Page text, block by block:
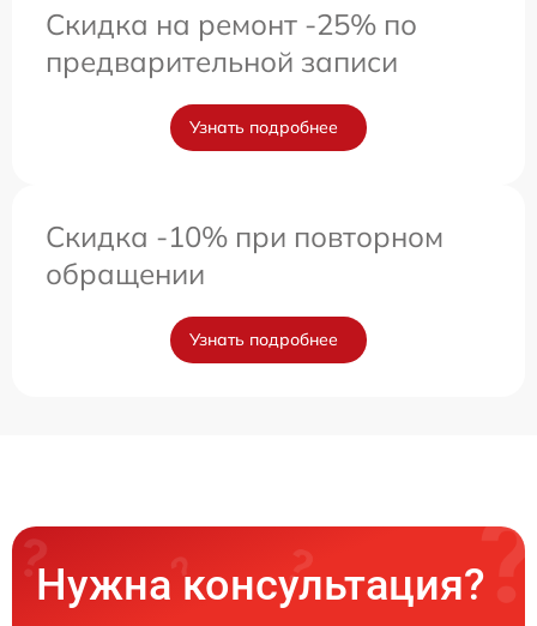
Скидка на ремонт -25% по
предварительной записи
Узнать подробнее
Скидка -10% при повторном
обращении
Узнать подробнее
Нужна консультация?